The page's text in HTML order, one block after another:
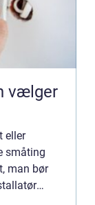
eller
småting
man bør